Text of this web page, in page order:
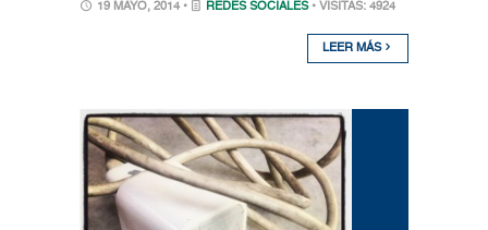
19 MAYO, 2014 • REDES SOCIALES • VISITAS: 4924
LEER MÁS